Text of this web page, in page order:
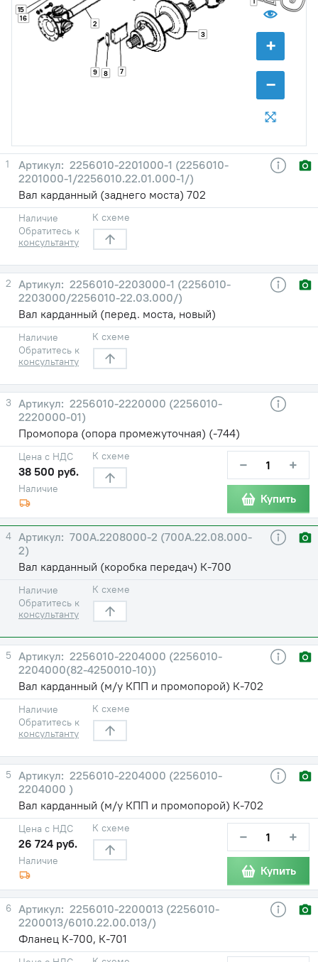
+
−
2
3
7
8
9
15
16
1
2256010-2201000-1 (2256010-
2201000-1/2256010.22.01.000-1/)
Вал карданный (заднего моста) 702
Наличие
Обратитесь к
консультанту
К схеме
2
2256010-2203000-1 (2256010-
2203000/2256010-22.03.000/)
Вал карданный (перед. моста, новый)
Наличие
Обратитесь к
консультанту
К схеме
3
2256010-2220000 (2256010-
2220000-01)
Промопора (опора промежуточная) (-744)
Наличие
Цена с НДС
38 500 руб.
К схеме − +
Купить
4
700А.2208000-2 (700А.22.08.000-
2)
Вал карданный (коробка передач) К-700
Наличие
Обратитесь к
консультанту
К схеме
5
2256010-2204000 (2256010-
2204000(82-4250010-10))
Вал карданный (м/у КПП и промопорой) К-702
Наличие
Обратитесь к
консультанту
К схеме
5
2256010-2204000 (2256010-
2204000 )
Вал карданный (м/у КПП и промопорой) К-702
Наличие
Цена с НДС
26 724 руб.
К схеме − +
Купить
6
2256010-2200013 (2256010-
2200013/6010.22.00.013/)
Фланец К-700, К-701